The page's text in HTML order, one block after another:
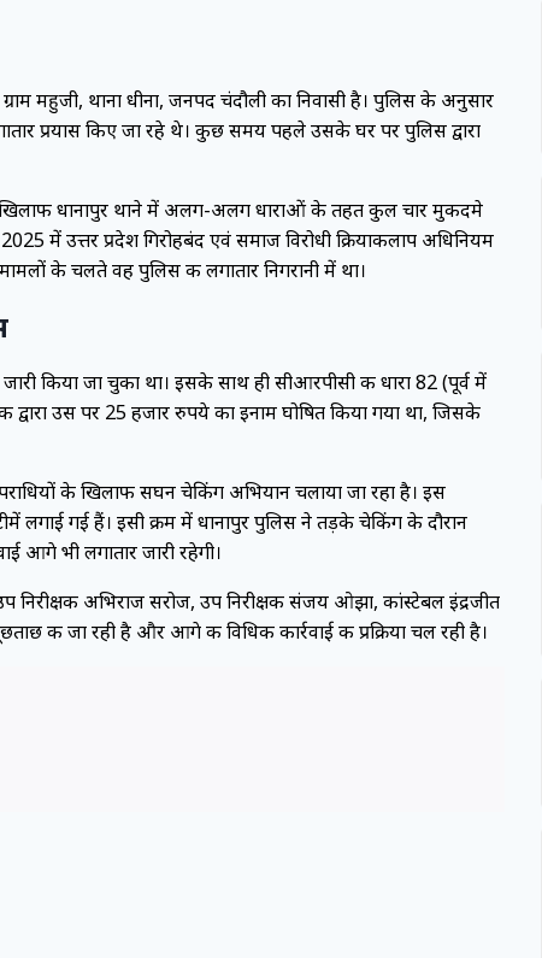
महुजी, थाना धीना, जनपद चंदौली का निवासी है। पुलिस के अनुसार
प्रयास किए जा रहे थे। कुछ समय पहले उसके घर पर पुलिस द्वारा
खिलाफ धानापुर थाने में अलग-अलग धाराओं के तहत कुल चार मुकदमे
में उत्तर प्रदेश गिरोहबंद एवं समाज विरोधी क्रियाकलाप अधिनियम
के चलते वह पुलिस की लगातार निगरानी में था।
किया जा चुका था। इसके साथ ही सीआरपीसी की धारा 82 (पूर्व में
उस पर 25 हजार रुपये का इनाम घोषित किया गया था, जिसके
के खिलाफ सघन चेकिंग अभियान चलाया जा रहा है। इस
लगाई गई हैं। इसी क्रम में धानापुर पुलिस ने तड़के चेकिंग के दौरान
आगे भी लगातार जारी रहेगी।
निरीक्षक अभिराज सरोज, उप निरीक्षक संजय ओझा, कांस्टेबल इंद्रजीत
की जा रही है और आगे की विधिक कार्रवाई की प्रक्रिया चल रही है।